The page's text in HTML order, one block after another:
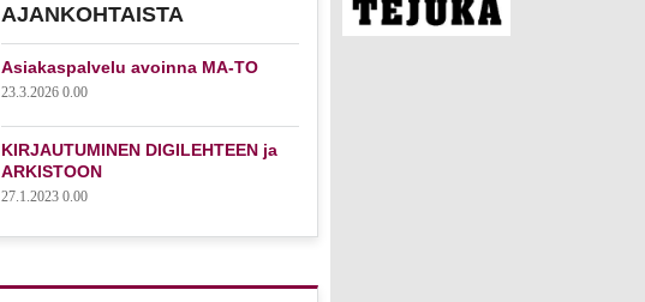
AJANKOHTAISTA
Asiakaspalvelu avoinna MA-TO
23.3.2026 0.00
KIRJAUTUMINEN DIGILEHTEEN ja
ARKISTOON
27.1.2023 0.00